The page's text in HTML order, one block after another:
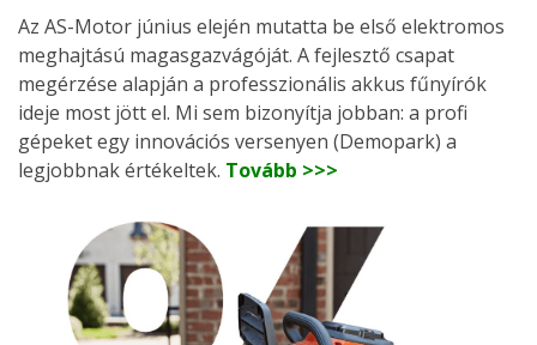
Az AS-Motor június elején mutatta be első elektromos
meghajtású magasgazvágóját. A fejlesztő csapat
megérzése alapján a professzionális akkus fűnyírók
ideje most jött el. Mi sem bizonyítja jobban: a profi
gépeket egy innovációs versenyen (Demopark) a
legjobbnak értékeltek. Tovább >>>